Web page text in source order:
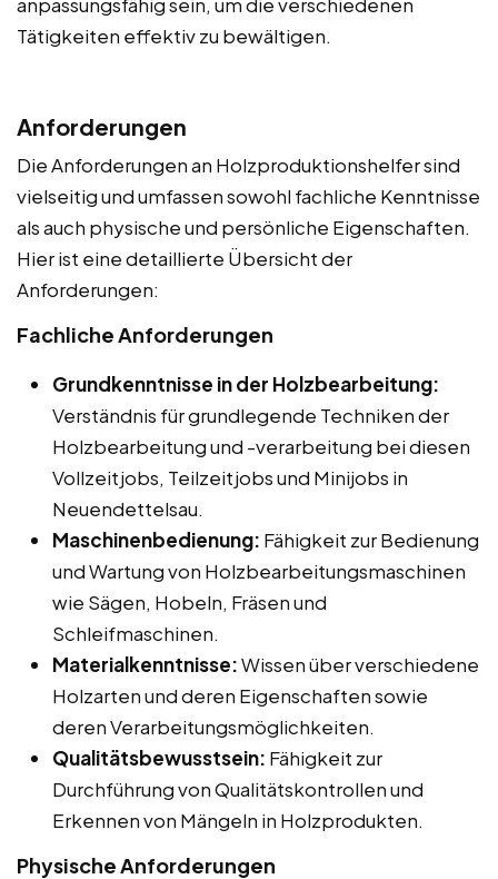
Tätigkeiten effektiv zu bewältigen.
Anforderungen
Die Anforderungen an Holzproduktionshelfer sind
vielseitig und umfassen sowohl fachliche Kenntnisse
als auch physische und persönliche Eigenschaften.
Hier ist eine detaillierte Übersicht der
Anforderungen:
Fachliche Anforderungen
Grundkenntnisse in der Holzbearbeitung:
Verständnis für grundlegende Techniken der
Holzbearbeitung und -verarbeitung bei diesen
Vollzeitjobs, Teilzeitjobs und Minijobs in
Neuendettelsau.
Maschinenbedienung: Fähigkeit zur Bedienung
und Wartung von Holzbearbeitungsmaschinen
wie Sägen, Hobeln, Fräsen und
Schleifmaschinen.
Materialkenntnisse:Wissen über verschiedene
Holzarten und deren Eigenschaften sowie
deren Verarbeitungsmöglichkeiten.
Qualitätsbewusstsein: Fähigkeit zur
Durchführung von Qualitätskontrollen und
Erkennen von Mängeln in Holzprodukten.
Physische Anforderungen